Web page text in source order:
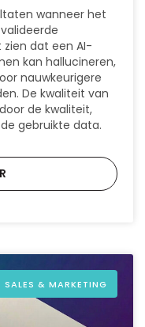
wanneer het
dat een AI-
kan hallucineren,
nauwkeurigere
De kwaliteit van
de kwaliteit,
gebruikte data.
SALES & MARKETING